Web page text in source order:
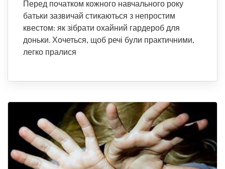
Перед початком кожного навчального року
батьки зазвичай стикаються з непростим
квестом: як зібрати охайний гардероб для
доньки. Хочеться, щоб речі були практичними,
легко пралися